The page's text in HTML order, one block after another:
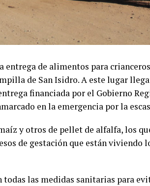
entrega de alimentos para
de San Isidro. A este lugar
financiada por el Gobierno
en la emergencia por la
y otros de pellet de alfalfa, los
de gestación que están viviendo
las medidas sanitarias para